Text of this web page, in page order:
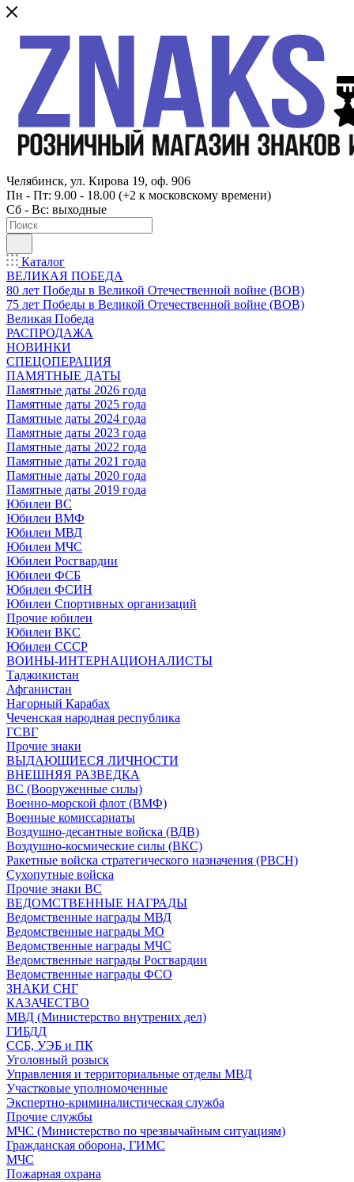
Челябинск, ул. Кирова 19, оф. 906
Пн - Пт: 9.00 - 18.00 (+2 к московскому времени)
Сб - Вс: выходные
Каталог
ВЕЛИКАЯ ПОБЕДА
80 лет Победы в Великой Отечественной войне (ВОВ)
75 лет Победы в Великой Отечественной войне (ВОВ)
Великая Победа
РАСПРОДАЖА
НОВИНКИ
СПЕЦОПЕРАЦИЯ
ПАМЯТНЫЕ ДАТЫ
Памятные даты 2026 года
Памятные даты 2025 года
Памятные даты 2024 года
Памятные даты 2023 года
Памятные даты 2022 года
Памятные даты 2021 года
Памятные даты 2020 года
Памятные даты 2019 года
Юбилеи ВС
Юбилеи ВМФ
Юбилеи МВД
Юбилеи МЧС
Юбилеи Росгвардии
Юбилеи ФСБ
Юбилеи ФСИН
Юбилеи Спортивных организаций
Прочие юбилеи
Юбилеи ВКС
Юбилеи СССР
ВОИНЫ-ИНТЕРНАЦИОНАЛИСТЫ
Таджикистан
Афганистан
Нагорный Карабах
Чеченская народная республика
ГСВГ
Прочие знаки
ВЫДАЮЩИЕСЯ ЛИЧНОСТИ
ВНЕШНЯЯ РАЗВЕДКА
ВС (Вооруженные силы)
Военно-морской флот (ВМФ)
Военные комиссариаты
Воздушно-десантные войска (ВДВ)
Воздушно-космические силы (ВКС)
Ракетные войска стратегического назначения (РВСН)
Сухопутные войска
Прочие знаки ВС
ВЕДОМСТВЕННЫЕ НАГРАДЫ
Ведомственные награды МВД
Ведомственные награды МО
Ведомственные награды МЧС
Ведомственные награды Росгвардии
Ведомственные награды ФСО
ЗНАКИ СНГ
КАЗАЧЕСТВО
МВД (Министерство внутрених дел)
ГИБДД
ССБ, УЭБ и ПК
Уголовный розыск
Управления и территориальные отделы МВД
Участковые уполномоченные
Экспертно-криминалистическая служба
Прочие службы
МЧС (Министерство по чрезвычайным ситуациям)
Гражданская оборона, ГИМС
МЧС
Пожарная охрана